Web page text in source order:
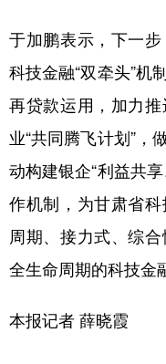
于加鹏表示，下一
科技金融“双牵头”机
再贷款运用，加力
业“共同腾飞计划”，
动构建银企“利益共
作机制，为甘肃省
周期、接力式、综合
全生命周期的科技金
本报记者 薛晓霞